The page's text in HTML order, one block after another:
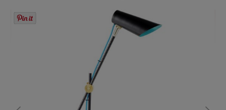
Bildergalerie überspringen